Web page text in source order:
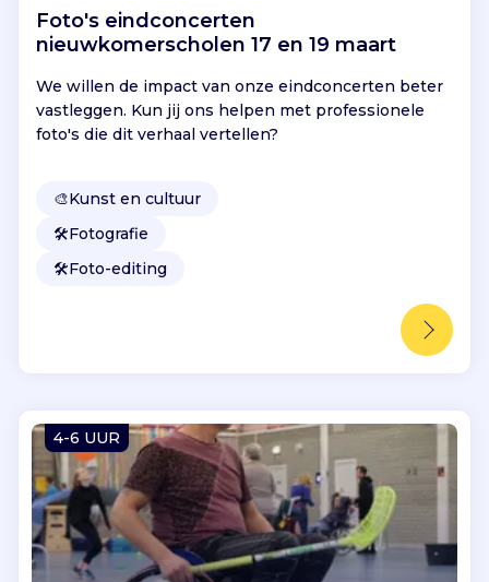
Foto's eindconcerten
nieuwkomerscholen 17 en 19 maart
We willen de impact van onze eindconcerten beter
vastleggen. Kun jij ons helpen met professionele
foto's die dit verhaal vertellen?
🎨Kunst en cultuur
🛠️Fotografie
🛠️Foto-editing
4-6 UUR